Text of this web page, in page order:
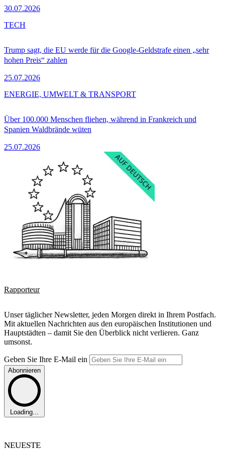
30.07.2026
Trump sagt, die EU werde für die Google-Geldstrafe einen „sehr
hohen Preis“ zahlen
25.07.2026
TECH
Über 100.000 Menschen fliehen, während in Frankreich und
Spanien Waldbrände wüten
25.07.2026
ENERGIE, UMWELT & TRANSPORT
Rapporteur
Unser täglicher Newsletter, jeden Morgen direkt in Ihrem Postfach.
Mit aktuellen Nachrichten aus den europäischen Institutionen und
Hauptstädten – damit Sie den Überblick nicht verlieren. Ganz
umsonst.
Geben Sie Ihre E-Mail ein
Abonnieren
Loading...
NEUESTE